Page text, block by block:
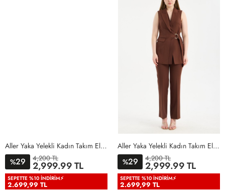
36 38 40 42 44
48
50
Aller Yaka Yelekli Kadın Takım Elbise Bebe Mavisi Bebe Mavisi
%29 4,200 TL
2,999.99 TL
SEPETTE %10 İNDIRIM⚡
2.699,99 TL
36 38 40 42 44
48
50
Aller Yaka Yelekli Kadın Takım Elbise Acı Kahve Acı Kahve
%29 4,200 TL
2,999.99 TL
SEPETTE %10 İNDIRIM⚡
2.699,99 TL